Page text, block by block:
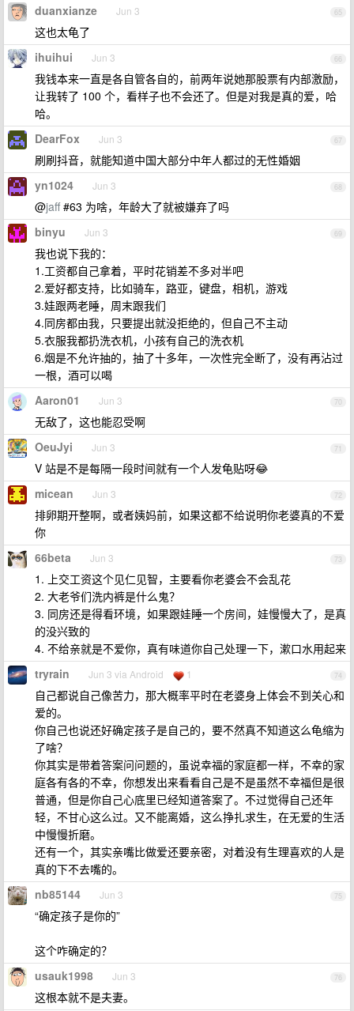
65
duanxianze Jun 3
这也太龟了
66
ihuihui Jun 3
我钱本来一直是各自管各自的，前两年说她那股票有内部激励，
让我转了 100 个，看样子也不会还了。但是对我是真的爱，哈
哈。
67
DearFox Jun 3
刷刷抖音，就能知道中国大部分中年人都过的无性婚姻
68
yn1024 Jun 3
@jaff#63 为啥，年龄大了就被嫌弃了吗
69
binyu Jun 3
我也说下我的：
1.工资都自己拿着，平时花销差不多对半吧
2.爱好都支持，比如骑车，路亚，键盘，相机，游戏
3.娃跟两老睡，周末跟我们
4.同房都由我，只要提出就没拒绝的，但自己不主动
5.衣服我都扔洗衣机，小孩有自己的洗衣机
6.烟是不允许抽的，抽了十多年，一次性完全断了，没有再沾过
一根，酒可以喝
70
Aaron01 Jun 3
无敌了，这也能忍受啊
71
OeuJyi Jun 3
V 站是不是每隔一段时间就有一个人发龟贴呀😂
72
micean Jun 3
排卵期开整啊，或者姨妈前，如果这都不给说明你老婆真的不爱
你
73
66beta Jun 3
1. 上交工资这个见仁见智，主要看你老婆会不会乱花
2. 大老爷们洗内裤是什么鬼？
3. 同房还是得看环境，如果跟娃睡一个房间，娃慢慢大了，是真
的没兴致的
4. 不给亲就是不爱你，真有味道你自己处理一下，漱口水用起来
74
tryrain Jun 3 via Android 1
自己都说自己像苦力，那大概率平时在老婆身上体会不到关心和
爱的。
你自己也说还好确定孩子是自己的，要不然真不知道这么龟缩为
了啥？
你其实是带着答案问问题的，虽说幸福的家庭都一样，不幸的家
庭各有各的不幸，你想发出来看看自己是不是虽然不幸福但是很
普通，但是你自己心底里已经知道答案了。不过觉得自己还年
轻，不甘心这么过。又不能离婚，这么挣扎求生，在无爱的生活
中慢慢折磨。
还有一个，其实亲嘴比做爱还要亲密，对着没有生理喜欢的人是
真的下不去嘴的。
75
nb85144 Jun 3
“确定孩子是你的”
这个咋确定的？
76
usauk1998 Jun 3
这根本就不是夫妻。